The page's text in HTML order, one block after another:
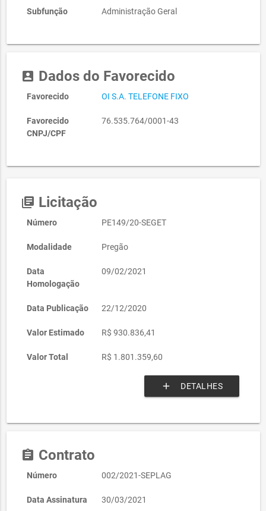
Subfunção Administração Geral
account_box Dados do Favorecido
Favorecido OI S.A. TELEFONE FIXO
Favorecido
CNPJ/CPF
76.535.764/0001-43
library_books Licitação
Número PE149/20-SEGET
Modalidade Pregão
Data
Homologação
09/02/2021
Data Publicação 22/12/2020
Valor Estimado R$ 930.836,41
Valor Total R$ 1.801.359,60
add DETALHES
assignment Contrato
Número 002/2021-SEPLAG
Data Assinatura 30/03/2021